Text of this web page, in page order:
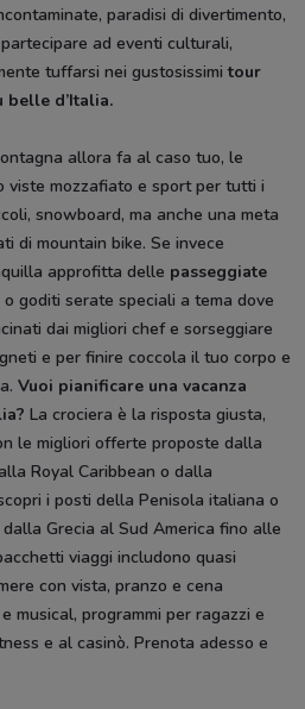
paradisi di divertimento,
ad eventi culturali,
tuffarsi nei gustosissimitour
d’Italia.
allora fa al caso tuo, le
viste mozzafiato e sport per tutti i
snowboard, ma anche una meta
di mountain bike. Se invece
approfitta delle passeggiate
o goditi serate speciali a tema dove
dai migliori chef e sorseggiare
e per finire coccola il tuo corpo e
Vuoi pianificare una vacanza
La crociera è la risposta giusta,
le migliori offerte proposte dalla
Royal Caribbean o dalla
i posti della Penisola italiana o
Grecia al Sud America fino alle
viaggi includono quasi
con vista, pranzo e cena
musical, programmi per ragazzi e
e al casinò. Prenota adesso e